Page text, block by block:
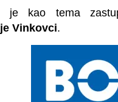
je kao tema
Vinkovci.